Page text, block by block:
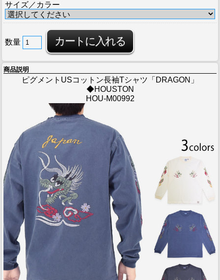
サイズ／カラー
数量
商品説明
ピグメントUSコットン長袖Tシャツ「DRAGON」
◆HOUSTON
HOU-M00992